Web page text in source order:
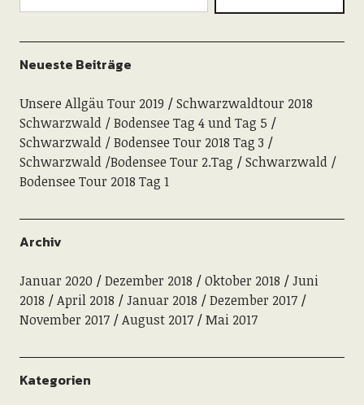
Neueste Beiträge
Unsere Allgäu Tour 2019
Schwarzwaldtour 2018
Schwarzwald / Bodensee Tag 4 und Tag 5
Schwarzwald / Bodensee Tour 2018 Tag 3
Schwarzwald /Bodensee Tour 2.Tag
Schwarzwald /
Bodensee Tour 2018 Tag 1
Archiv
Januar 2020 Dezember 2018 Oktober 2018
Juni
2018
April 2018 Januar 2018
Dezember 2017
November 2017
August 2017 Mai 2017
Kategorien